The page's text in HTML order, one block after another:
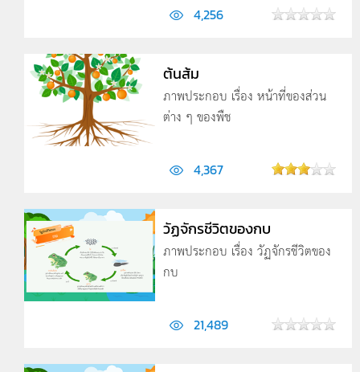
4,256
ต้นส้ม
ภาพประกอบ เรื่อง หน้าที่ของส่วน
ต่าง ๆ ของพืช
4,367
วัฏจักรชีวิตของกบ
ภาพประกอบ เรื่อง วัฏจักรชีวิตของ
กบ
21,489